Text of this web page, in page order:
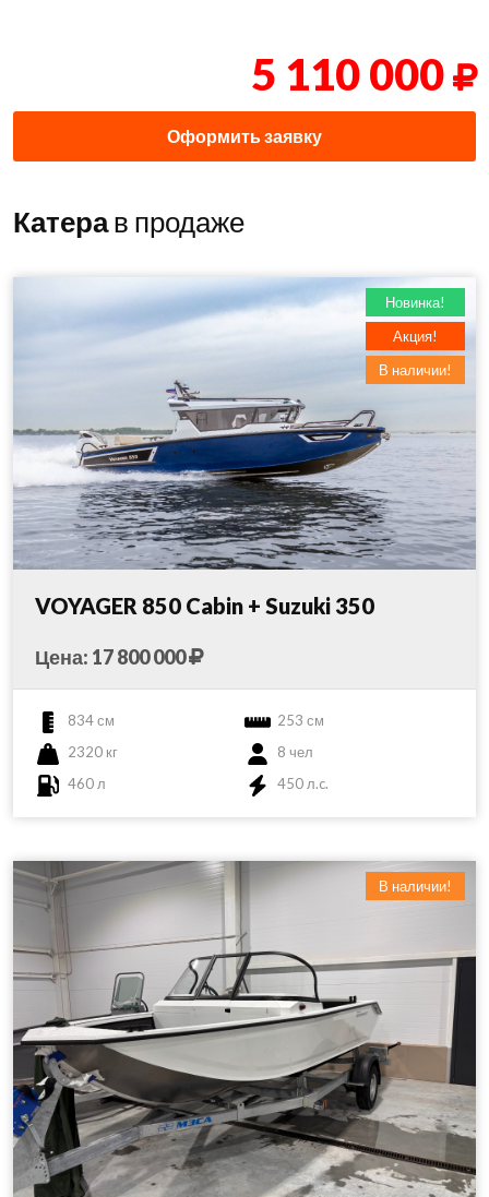
5 110 000
Оформить заявку
Катерав продаже
Новинка!
Акция!
В наличии!
VOYAGER 850 Cabin + Suzuki 350
Цена: 17 800 000
834 см
253 см
2320 кг
8 чел
460 л
450 л.c.
В наличии!